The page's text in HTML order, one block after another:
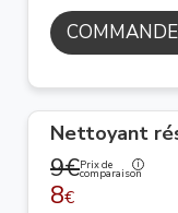
Nettoyant
9€Prix de
comparaison
8€